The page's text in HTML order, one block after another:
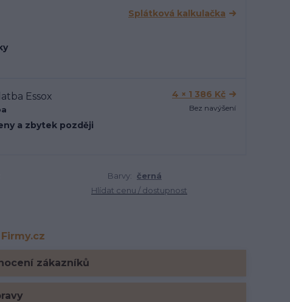
Splátková kalkulačka
4 × 1 386 Kč
Bez navýšení
a zbytek později
Barvy: černá
Hlídat cenu / dostupnost
zákazníků